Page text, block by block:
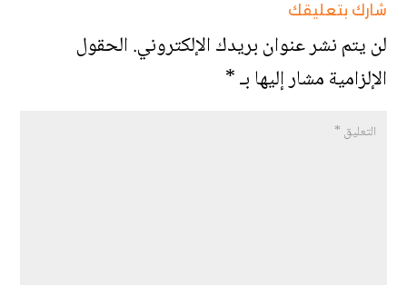
شارك بتعليقك
لن يتم نشر عنوان بريدك الإلكتروني.الحقول
الإلزامية مشار إليها بـ*